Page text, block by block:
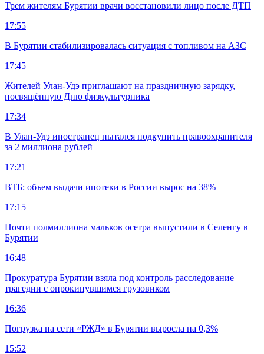
Трем жителям Бурятии врачи восстановили лицо после ДТП
17:55
В Бурятии стабилизировалась ситуация с топливом на АЗС
17:45
Жителей Улан-Удэ приглашают на праздничную зарядку,
посвящённую Дню физкультурника
17:34
В Улан-Удэ иностранец пытался подкупить правоохранителя
за 2 миллиона рублей
17:21
ВТБ: объем выдачи ипотеки в России вырос на 38%
17:15
Почти полмиллиона мальков осетра выпустили в Селенгу в
Бурятии
16:48
Прокуратура Бурятии взяла под контроль расследование
трагедии с опрокинувшимся грузовиком
16:36
Погрузка на сети «РЖД» в Бурятии выросла на 0,3%
15:52